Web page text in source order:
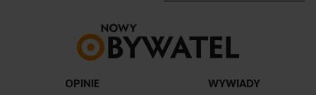
strony
OPINIE
WYWIADY